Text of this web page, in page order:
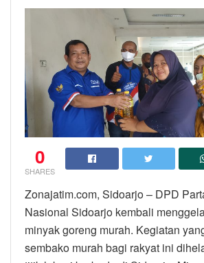
0
SHARES
Zonajatim.com, Sidoarjo – DPD
Nasional Sidoarjo kembali
minyak goreng murah. Kegiatan
sembako murah bagi rakyat ini